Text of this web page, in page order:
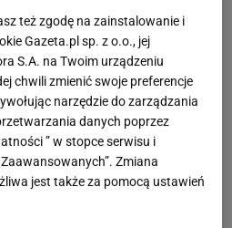
2019. Jak go oceniasz?
dobry sezon dla mnie.
się więcej osiągnąć, ale
że zdobyłem ogromne
się nauczyłem.
turniejach ATP. Myślę, że
wiedzieli ze
też zgodę na zainstalowanie i
Gazeta.pl sp. z o.o., jej
S.A. na Twoim urządzeniu
chwili zmienić swoje preferencje
narzędzie do zarządzania
danych poprzez
” w stopce serwisu i
Zmiana
jest także za pomocą ustawień